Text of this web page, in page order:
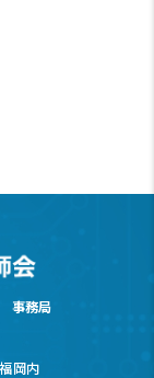
事務局
岡内